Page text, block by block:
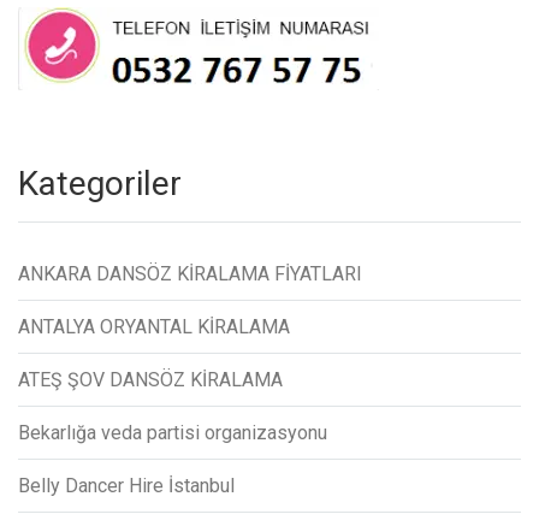
Kategoriler
ANKARA DANSÖZ KİRALAMA FİYATLARI
ANTALYA ORYANTAL KİRALAMA
ATEŞ ŞOV DANSÖZ KİRALAMA
Bekarlığa veda partisi organizasyonu
Belly Dancer Hire İstanbul